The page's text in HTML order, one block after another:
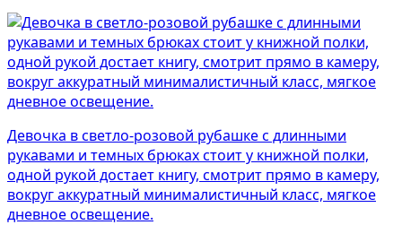
Девочка в светло-розовой рубашке с длинными
рукавами и темных брюках стоит у книжной полки,
одной рукой достает книгу, смотрит прямо в камеру,
вокруг аккуратный минималистичный класс, мягкое
дневное освещение.